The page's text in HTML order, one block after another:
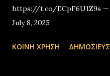
https://t.co/ECpF6U1Z9s —
July 8, 2025
ΚΟΙΝΉ ΧΡΉΣΗ